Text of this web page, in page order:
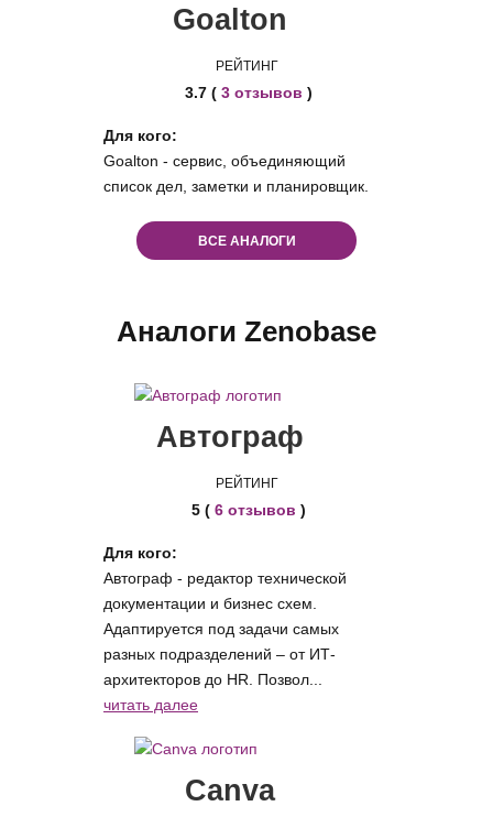
Goalton
РЕЙТИНГ
3.7 ( 3 отзывов )
Для кого:
Goalton - сервис, объединяющий
список дел, заметки и планировщик.
ВСЕ АНАЛОГИ
Аналоги Zenobase
Автограф
РЕЙТИНГ
5 ( 6 отзывов )
Для кого:
Автограф - редактор технической
документации и бизнес схем.
Адаптируется под задачи самых
разных подразделений – от ИТ-
архитекторов до HR. Позвол...
читать далее
Canva